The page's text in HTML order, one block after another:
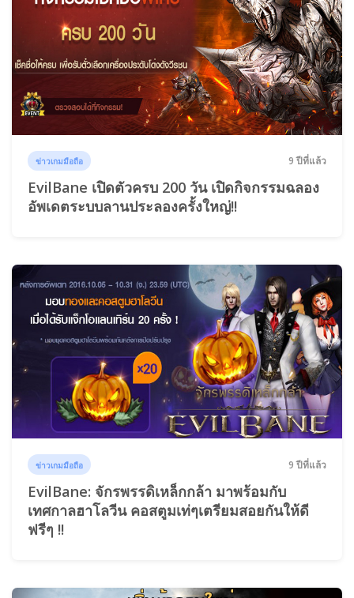
ข่าวเกมมือถือ 9 ปีที่แล้ว
EvilBane เปิดตัวครบ 200 วัน เปิดกิจกรรมฉลอง
อัพเดตระบบลานประลองครั้งใหญ่!!
ข่าวเกมมือถือ 9 ปีที่แล้ว
EvilBane: จักรพรรดิเหล็กกล้า มาพร้อมกับ
เทศกาลฮาโลวีน คอสตูมเท่ๆเตรียมสอยกันให้ดี
ฟรีๆ !!